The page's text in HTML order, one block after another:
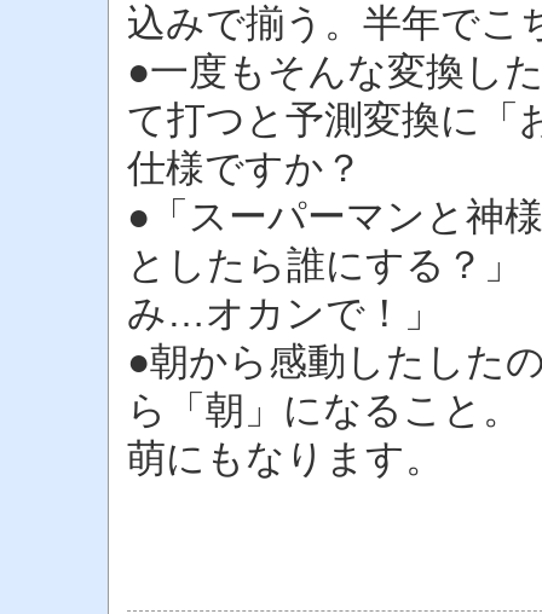
込みで揃う。半年でこ
●一度もそんな変換し
て打つと予測変換に「
仕様ですか？
●「スーパーマンと神
としたら誰にする？
み…オカンで！」
●朝から感動したした
ら「朝」になること。
萌にもなります。